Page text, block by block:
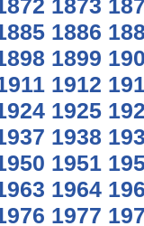
1873
1886
1899
1912
1925
1938
1951
1964
1977